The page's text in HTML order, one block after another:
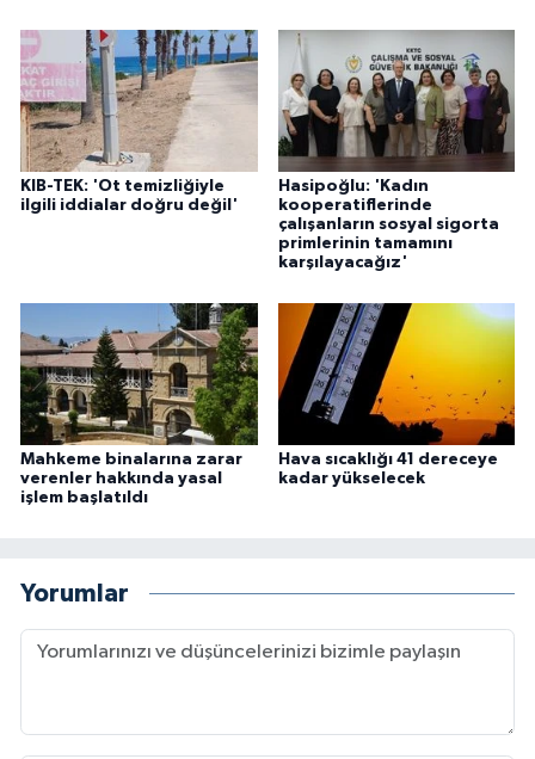
KIB-TEK: 'Ot temizliğiyle
ilgili iddialar doğru değil'
Hasipoğlu: 'Kadın
kooperatiflerinde
çalışanların sosyal sigorta
primlerinin tamamını
karşılayacağız'
Mahkeme binalarına zarar
verenler hakkında yasal
işlem başlatıldı
Hava sıcaklığı 41 dereceye
kadar yükselecek
Yorumlar